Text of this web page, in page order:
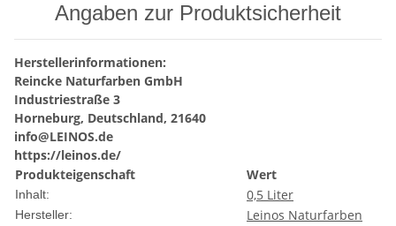
Angaben zur Produktsicherheit
Herstellerinformationen:
Reincke Naturfarben GmbH
Industriestraße 3
Horneburg, Deutschland, 21640
info@LEINOS.de
https://leinos.de/
Produkteigenschaft
Wert
Inhalt: 0,5 Liter
Hersteller: Leinos Naturfarben